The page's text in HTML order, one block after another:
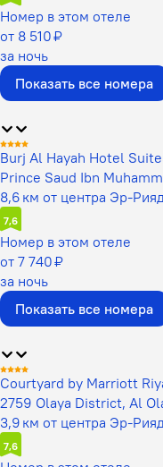
Номер в этом отеле
от 8 510 ₽
за ночь
Показать все номера
Burj Al Hayah Hotel
Prince Saud Ibn
8,6 км от центра Эр-
7,6
Номер в этом отеле
от 7 740 ₽
за ночь
Показать все номера
Courtyard by Marriott
2759 Olaya District, Al
3,9 км от центра Эр-
7,6